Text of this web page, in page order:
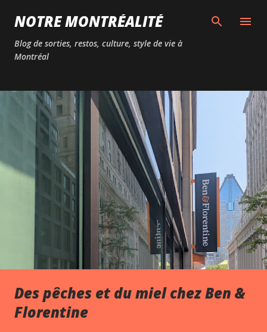
Passer au contenu principal
NOTRE MONTRÉALITÉ
Blog de sorties, restos, culture, style de vie à
Montréal
Des pêches et du miel chez Ben &
Florentine